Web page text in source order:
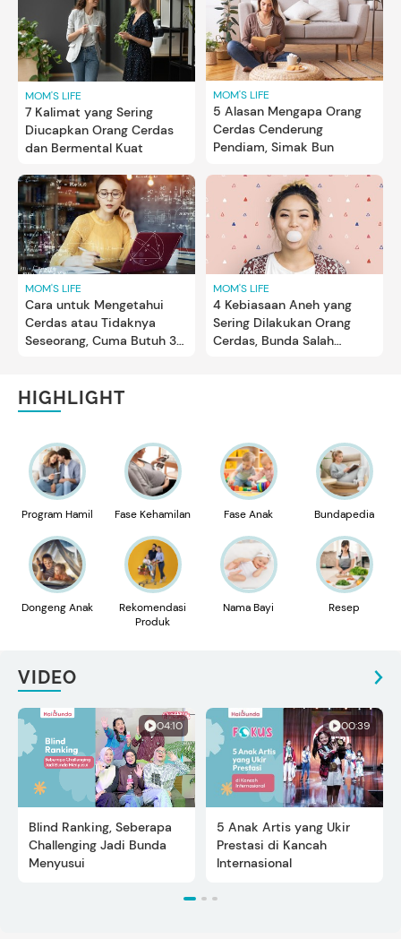
MOM'S LIFE
7 Kalimat yang Sering
Diucapkan Orang Cerdas
dan Bermental Kuat
MOM'S LIFE
5 Alasan Mengapa Orang
Cerdas Cenderung
Pendiam, Simak Bun
MOM'S LIFE
Cara untuk Mengetahui
Cerdas atau Tidaknya
Seseorang, Cuma Butuh 3
MOM'S LIFE
4 Kebiasaan Aneh yang
Sering Dilakukan Orang
Cerdas, Bunda Salah
HIGHLIGHT
Program Hamil Fase Kehamilan Fase Anak Bundapedia
Dongeng Anak
Rekomendasi
Produk
Nama Bayi Resep
VIDEO
04:10
Blind Ranking, Seberapa
Challenging Jadi Bunda
Menyusui
00:39
5 Anak Artis yang Ukir
Prestasi di Kancah
Internasional